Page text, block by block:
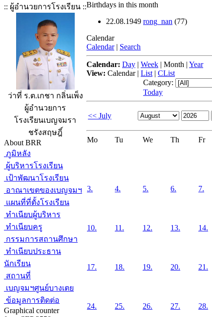
:: ผู้อำนวยการโรงเรียน ::
ว่าที่ ร.ต.เกชา กลิ่นเพ็ง
ผู้อำนวยการ
โรงเรียนเบญจมรา
ชรังสฤษฎิ์
About BRR
ภูมิหลัง
ผู้บริหารโรงเรียน
เป้าพัฒนาโรงเรียน
อาณาเขตของเบญจมฯ
แผนที่ที่ตั้งโรงเรียน
ทำเนียบผู้บริหาร
ทำเนียบครู
กรรมการสถานศึกษา
ทำเนียบประธาน
นักเรียน
สถานที่
เบญจมฯศูนย์บางเตย
ข้อมูลการติดต่อ
Graphical counter
Birthdays in this month
22.08.1949 rong_nan (77)
Calendar
Calendar | Search
Calendar: Day | Week | Month | Year
View: Calendar| List | CList
Category:
Today
<< July
Mo Tu We Th Fr
3. 4. 5. 6. 7.
10. 11. 12. 13. 14.
17. 18. 19. 20. 21.
24. 25. 26. 27. 28.